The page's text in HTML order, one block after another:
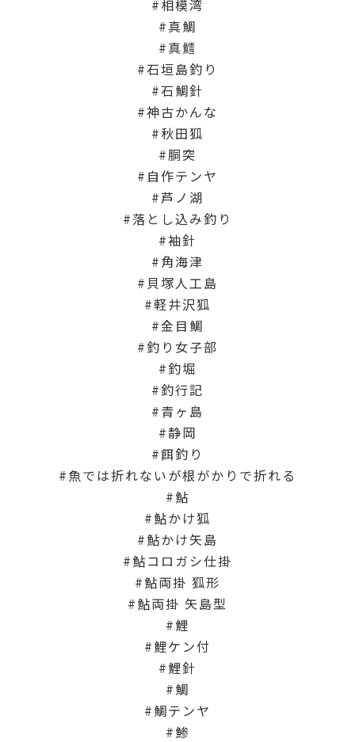
相模湾
真鯛
真鱈
石垣島釣り
石鯛針
神古かんな
秋田狐
胴突
自作テンヤ
芦ノ湖
落とし込み釣り
袖針
角海津
貝塚人工島
軽井沢狐
金目鯛
釣り女子部
釣堀
釣行記
青ヶ島
静岡
餌釣り
魚では折れないが根がかりで折れる
鮎
鮎かけ狐
鮎かけ矢島
鮎コロガシ仕掛
鮎両掛 狐形
鮎両掛 矢島型
鯉
鯉ケン付
鯉針
鯛
鯛テンヤ
鯵